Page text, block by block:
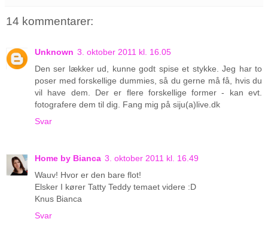
14 kommentarer:
Unknown 3. oktober 2011 kl. 16.05
Den ser lækker ud, kunne godt spise et stykke. Jeg har to
poser med forskellige dummies, så du gerne må få, hvis du
vil have dem. Der er flere forskellige former - kan evt.
fotografere dem til dig. Fang mig på siju(a)live.dk
Svar
Home by Bianca 3. oktober 2011 kl. 16.49
Wauv! Hvor er den bare flot!
Elsker I kører Tatty Teddy temaet videre :D
Knus Bianca
Svar